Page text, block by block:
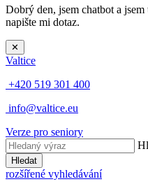
Dobrý den, jsem chatbot a
napište mi dotaz.
✕
Valtice
+420 519 301 400
info@valtice.eu
Verze pro seniory
Hledat
rozšířené vyhledávání